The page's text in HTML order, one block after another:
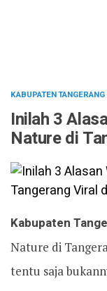
KABUPATEN TANGERANG
Inilah 3
Nature di
Kabupaten
Nature di
tentu saja